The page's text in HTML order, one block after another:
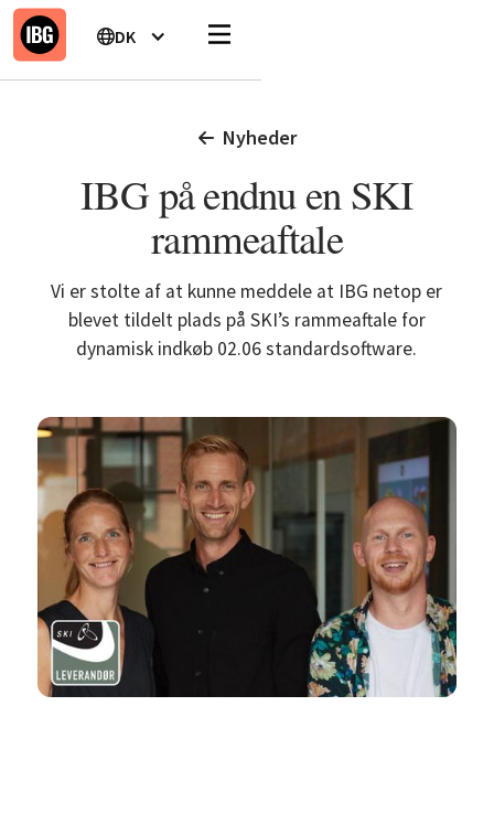
DK
Nyheder
IBG på endnu en SKI
rammeaftale
Vi er stolte af at kunne meddele at IBG netop er
blevet tildelt plads på SKI’s rammeaftale for
dynamisk indkøb 02.06 standardsoftware.